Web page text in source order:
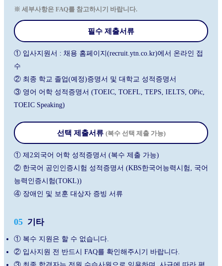
※ 세부사항은 FAQ를 참고하시기 바랍니다.
필수 제출서류
① 입사지원서 : 채용 홈페이지(recruit.ytn.co.kr)에서 온라인 접
수
② 최종 학교 졸업(예정)증명서 및 대학교 성적증명서
③ 영어 어학 성적증명서 (TOEIC, TOEFL, TEPS, IELTS, OPic,
TOEIC Speaking)
선택 제출서류 (복수 선택 제출 가능)
① 제2외국어 어학 성적증명서 (복수 제출 가능)
② 한국어 공인인증시험 성적증명서 (KBS한국어능력시험, 국어
능력인증시험(TOKL))
④ 장애인 및 보훈 대상자 증빙 서류
05 기타
① 복수 지원은 할 수 없습니다.
② 입사지원 전 반드시 FAQ를 확인해주시기 바랍니다.